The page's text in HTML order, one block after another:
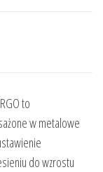
to
w metalowe
do wzrostu